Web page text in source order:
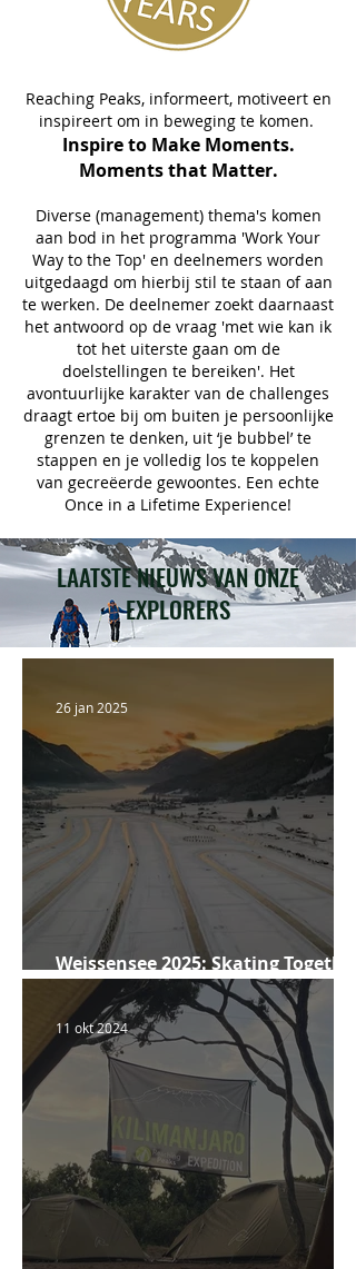
Reaching Peaks, informeert, motiveert en
inspireert om in beweging te komen.
Inspire to Make Moments.
Moments that Matter.
Diverse (management) thema's komen
aan bod in het programma 'Work Your
Way to the Top' en deelnemers worden
uitgedaagd om hierbij stil te staan of aan
te werken. De deelnemer zoekt daarnaast
het antwoord op de vraag 'met wie kan ik
tot het uiterste gaan om de
doelstellingen te bereiken'. Het
avontuurlijke karakter van de challenges
draagt ertoe bij om buiten je persoonlijke
grenzen te denken, uit ‘je bubbel’ te
stappen en je volledig los te koppelen
van gecreëerde gewoontes. Een echte
Once in a Lifetime Experience!
LAATSTE NIEUWS VAN ONZE
EXPLORERS
Weissensee 2025: Skating Together,
Stronger Together!
26 jan 2025
11 okt 2024